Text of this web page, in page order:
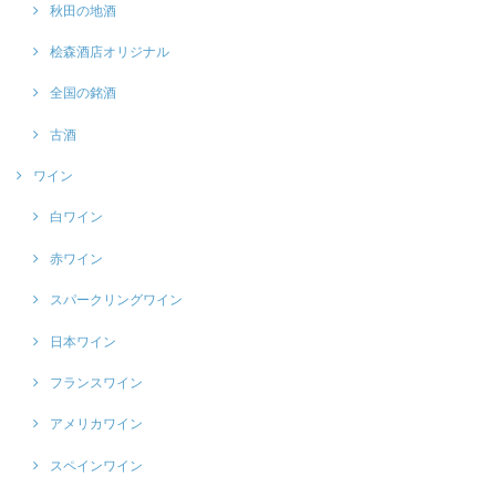
秋田の地酒
桧森酒店オリジナル
全国の銘酒
古酒
ワイン
白ワイン
赤ワイン
スパークリングワイン
日本ワイン
フランスワイン
アメリカワイン
スペインワイン